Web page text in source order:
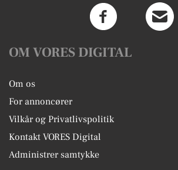
OM VORES DIGITAL
Om os
For annoncører
Vilkår og Privatlivspolitik
Kontakt VORES Digital
Administrer samtykke